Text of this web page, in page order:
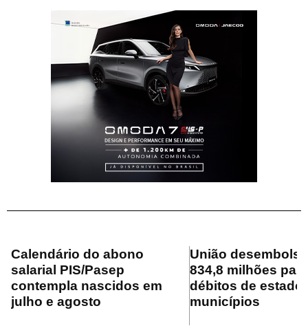
Calendário do abono
salarial PIS/Pasep
contempla nascidos em
julho e agosto
União
834,8 milhões
débitos de
municípios